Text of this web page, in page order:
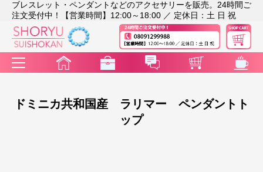
ブレスレット・ペンダントなどのアクセサリーを販売。24時間ご
注文受付中！【営業時間】12:00～18:00 ／ 定休日：土 日 祝
ドミニカ共和国産 ラリマー ペンダントト
ップ